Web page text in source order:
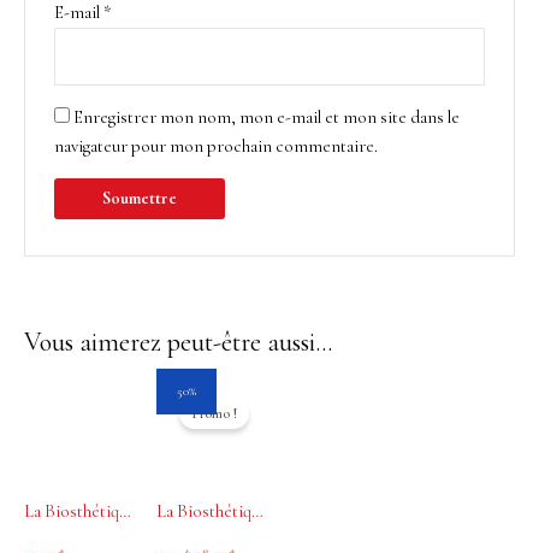
E-mail *
Enregistrer mon nom, mon e-mail et mon site dans le
navigateur pour mon prochain commentaire.
Vous aimerez peut-être aussi…
La Biosthétique Mascara Perfect Volume Purple 8mL
50%
Promo !
La Biosthétique Ombre à Paupières Poudre Soyeuse 2.5g
initial actuel